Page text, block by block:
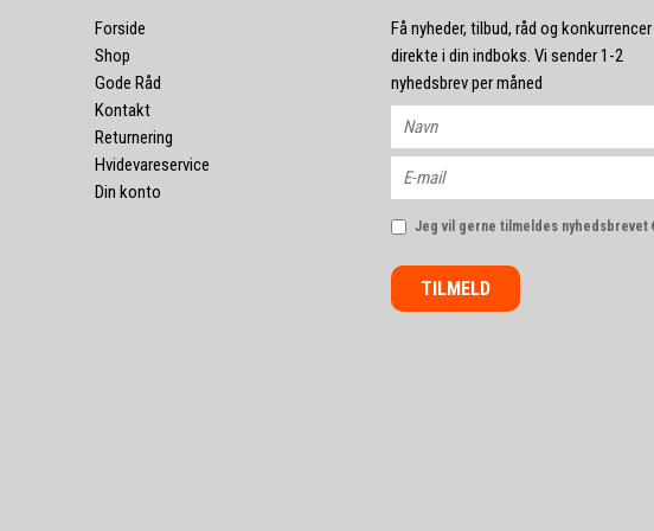
Forside
Shop
Gode Råd
Kontakt
Returnering
Hvidevareservice
Din konto
Få nyheder, tilbud, råd og konkurrencer
direkte i din indboks. Vi sender 1-2
nyhedsbrev per måned
Jeg vil gerne tilmeldes nyhedsbrevet
TILMELD